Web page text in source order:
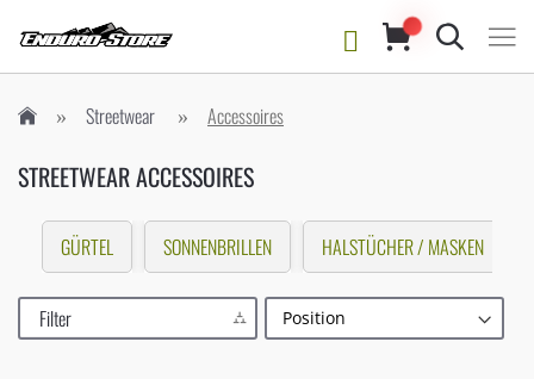
Suche
Streetwear Accessoires
STREETWEAR ACCESSOIRES
GÜRTEL SONNENBRILLEN HALSTÜCHER / MASKEN
Filter